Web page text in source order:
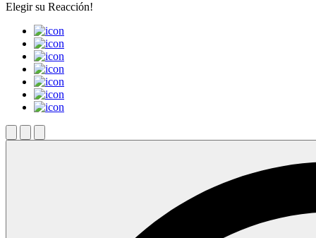
Elegir su Reacción!